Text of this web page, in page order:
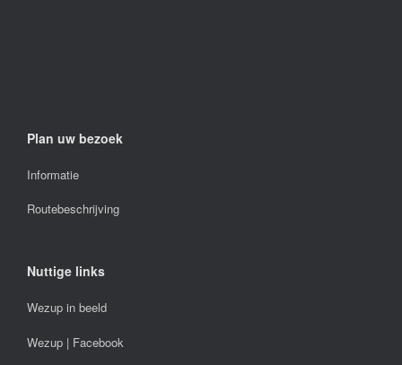
Plan uw bezoek
Informatie
Routebeschrijving
Nuttige links
Wezup in beeld
Wezup | Facebook